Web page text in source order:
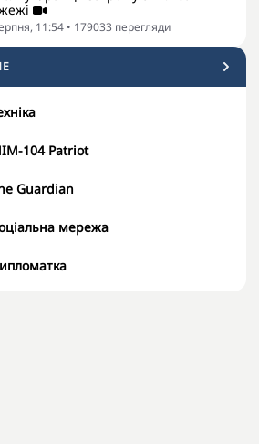
11:54 • 179033 перегляди
104 Patriot
Guardian
мережа